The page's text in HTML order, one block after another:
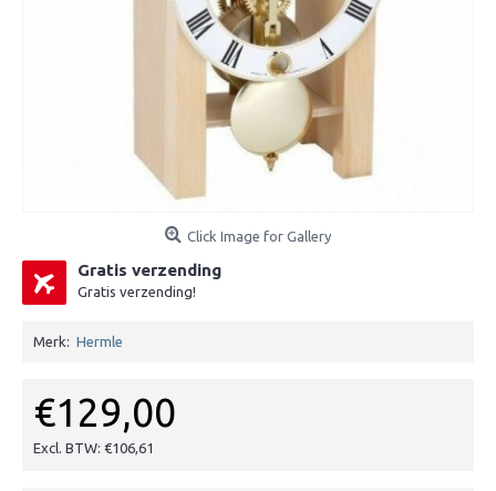
Click Image for Gallery
Gratis verzending
Gratis verzending!
Merk: Hermle
€129,00
Excl. BTW: €106,61